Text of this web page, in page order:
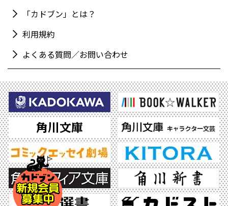
「カドブン」とは？
利用規約
よくある質問／お問い合わせ